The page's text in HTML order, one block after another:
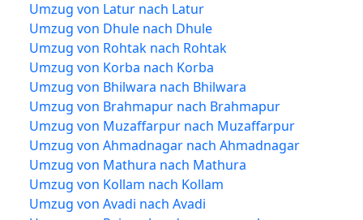
Umzug von Latur nach Latur
Umzug von Dhule nach Dhule
Umzug von Rohtak nach Rohtak
Umzug von Korba nach Korba
Umzug von Bhilwara nach Bhilwara
Umzug von Brahmapur nach Brahmapur
Umzug von Muzaffarpur nach Muzaffarpur
Umzug von Ahmadnagar nach Ahmadnagar
Umzug von Mathura nach Mathura
Umzug von Kollam nach Kollam
Umzug von Avadi nach Avadi